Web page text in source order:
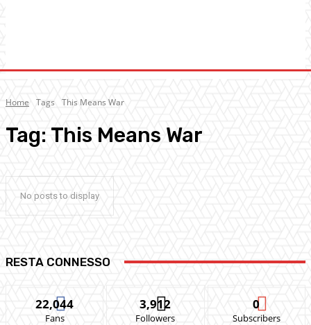
Home Tags This Means War
Tag: This Means War
No posts to display
RESTA CONNESSO
22,044
Fans
3,912
Followers
0
Subscribers